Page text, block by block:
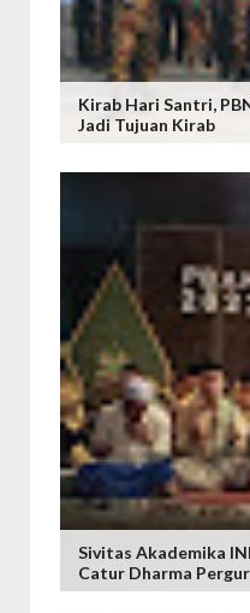
Kirab Hari Santri,
Jadi Tujuan Kirab
Sivitas Akademika
Catur Dharma